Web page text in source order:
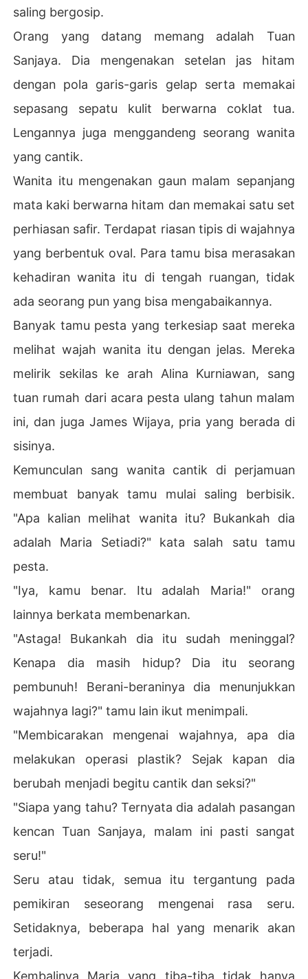
saling bergosip.
Orang yang datang memang adalah Tuan
Sanjaya. Dia mengenakan setelan jas hitam
dengan pola garis-garis gelap serta memakai
sepasang sepatu kulit berwarna coklat tua.
Lengannya juga menggandeng seorang wanita
yang cantik.
Wanita itu mengenakan gaun malam sepanjang
mata kaki berwarna hitam dan memakai satu set
perhiasan safir. Terdapat riasan tipis di wajahnya
yang berbentuk oval. Para tamu bisa merasakan
kehadiran wanita itu di tengah ruangan, tidak
ada seorang pun yang bisa mengabaikannya.
Banyak tamu pesta yang terkesiap saat mereka
melihat wajah wanita itu dengan jelas. Mereka
melirik sekilas ke arah Alina Kurniawan, sang
tuan rumah dari acara pesta ulang tahun malam
ini, dan juga James Wijaya, pria yang berada di
sisinya.
Kemunculan sang wanita cantik di perjamuan
membuat banyak tamu mulai saling berbisik.
"Apa kalian melihat wanita itu? Bukankah dia
adalah Maria Setiadi?" kata salah satu tamu
pesta.
"Iya, kamu benar. Itu adalah Maria!" orang
lainnya berkata membenarkan.
"Astaga! Bukankah dia itu sudah meninggal?
Kenapa dia masih hidup? Dia itu seorang
pembunuh! Berani-beraninya dia menunjukkan
wajahnya lagi?" tamu lain ikut menimpali.
"Membicarakan mengenai wajahnya, apa dia
melakukan operasi plastik? Sejak kapan dia
berubah menjadi begitu cantik dan seksi?"
"Siapa yang tahu? Ternyata dia adalah pasangan
kencan Tuan Sanjaya, malam ini pasti sangat
seru!"
Seru atau tidak, semua itu tergantung pada
pemikiran seseorang mengenai rasa seru.
Setidaknya, beberapa hal yang menarik akan
terjadi.
Kembalinya Maria yang tiba-tiba tidak hanya